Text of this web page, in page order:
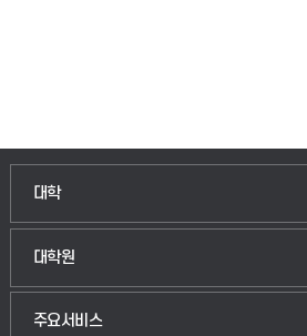
대학
인문융합공공인재학부
법경영학부
대학원
일반대학원
산업대학원
주요서비스
입학안내